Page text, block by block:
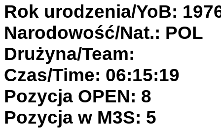
Rok urodzenia/YoB:
Narodowość/Nat.: POL
Drużyna/Team:
Czas/Time: 06:15:19
Pozycja OPEN: 8
Pozycja w M3S: 5